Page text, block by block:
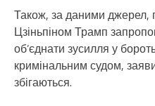
Також, за даними джерел,
Цзіньпіном Трамп
об’єднати зусилля у
кримінальним судом,
збігаються.